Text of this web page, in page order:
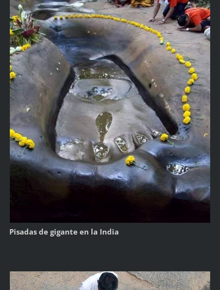
Pisadas de gigante en la India